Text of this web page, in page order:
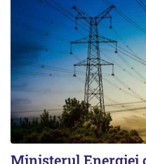
Ministerul Energiei